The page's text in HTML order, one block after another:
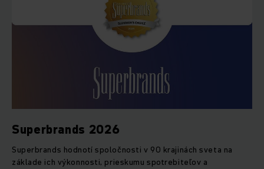
Superbrands 2026
Superbrands hodnotí spoločnosti v 90 krajinách sveta na
základe ich výkonnosti, prieskumu spotrebiteľov a